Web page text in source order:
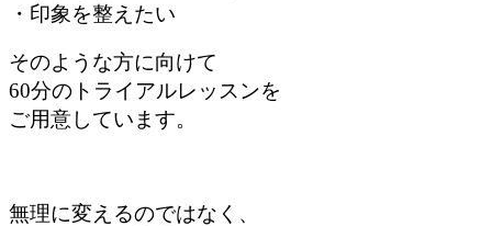
・印象を整えたい
そのような方に向けて
60分のトライアルレッスンを
ご用意しています。
無理に変えるのではなく、